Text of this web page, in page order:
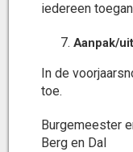
iedereen
Aanpak/
In de
toe.
Burgemeester
Berg en Dal